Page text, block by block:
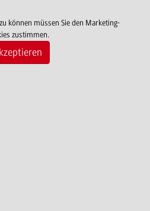
können müssen Sie den Marketing-
zustimmen.